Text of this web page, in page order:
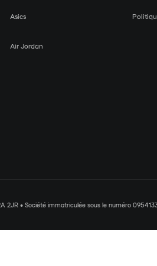
Asics
Air Jordan
2JR • Société immatriculée sous le numéro